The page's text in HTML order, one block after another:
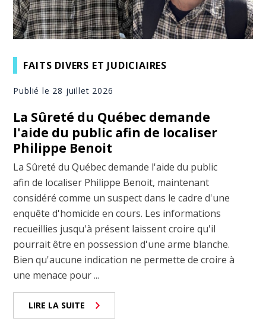
FAITS DIVERS ET JUDICIAIRES
Publié le 28 juillet 2026
La Sûreté du Québec demande
l'aide du public afin de localiser
Philippe Benoit
La Sûreté du Québec demande l'aide du public
afin de localiser Philippe Benoit, maintenant
considéré comme un suspect dans le cadre d'une
enquête d'homicide en cours. Les informations
recueillies jusqu'à présent laissent croire qu'il
pourrait être en possession d'une arme blanche.
Bien qu'aucune indication ne permette de croire à
une menace pour ...
LIRE LA SUITE